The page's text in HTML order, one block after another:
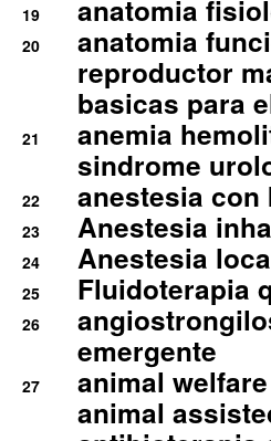
19 anatomia
20
anatomia
reproductor
basicas para
21
anemia
sindrome
22 anestesia con
23 Anestesia
24 Anestesia
25 Fluidoterapia
26
emergente
27
animal
animal